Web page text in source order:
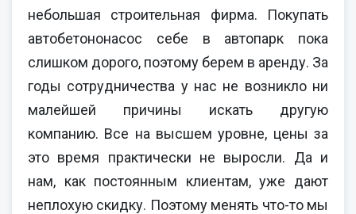
небольшая строительная фирма. Покупать
автобетононасос себе в автопарк пока
слишком дорого, поэтому берем в аренду. За
годы сотрудничества у нас не возникло ни
малейшей причины искать другую
компанию. Все на высшем уровне, цены за
это время практически не выросли. Да и
нам, как постоянным клиентам, уже дают
неплохую скидку. Поэтому менять что-то мы